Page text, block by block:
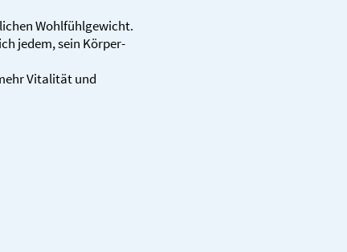
Wohlfühl­gewicht.
jedem, sein Körper­
Vitalität und